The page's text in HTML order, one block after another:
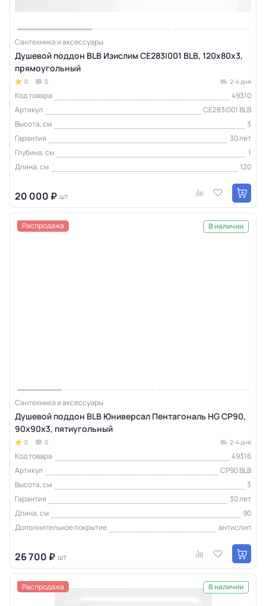
Сантехника и аксессуары
Душевой поддон BLB Изислим CE283I001 BLB, 120x80x3,
прямоугольный
0 0 2-4 дня
Код товара
49310
Артикул
CE283I001 BLB
Высота, см
3
Гарантия
30 лет
Глубина, см
1
Длина, см
120
20 000 ₽ шт
Распродажа В наличии
Сантехника и аксессуары
Душевой поддон BLB Юниверсал Пентагональ HG CP90,
90x90x3, пятиугольный
0 0 2-4 дня
Код товара
49316
Артикул
CP90 BLB
Высота, см
3
Гарантия
30 лет
Длина, см
90
Дополнительное покрытие
антислип
26 700 ₽ шт
Распродажа В наличии